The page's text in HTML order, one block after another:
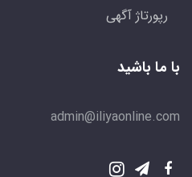
رپورتاژ آگهی
با ما باشید
admin@iliyaonline.com